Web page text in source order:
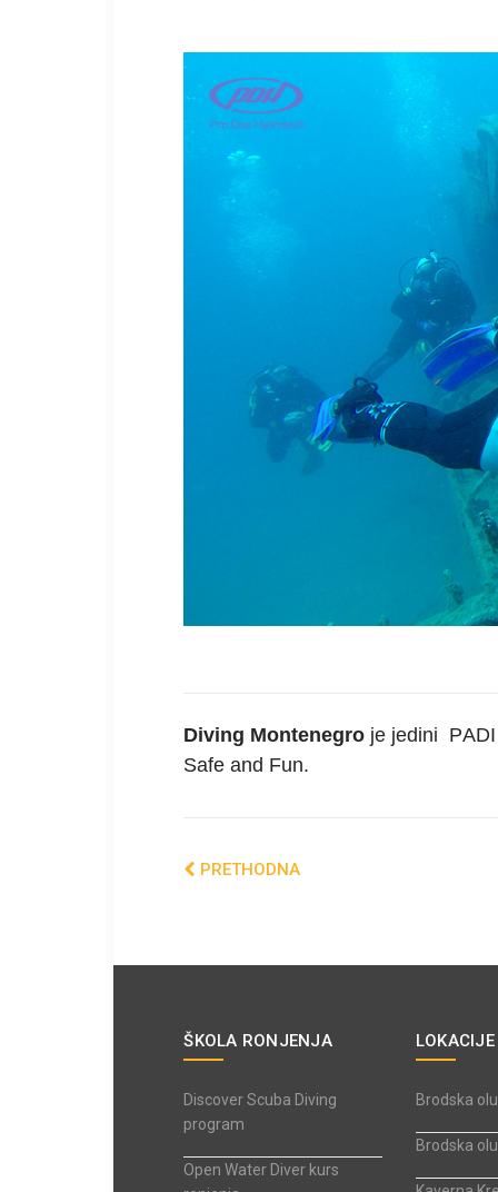
Diving Montenegro je jedini
Safe and Fun.
PRETHODNA
ŠKOLA RONJENJA
Discover Scuba Diving
program
Open Water Diver kurs
LOKACIJE
Brodska
Brodska